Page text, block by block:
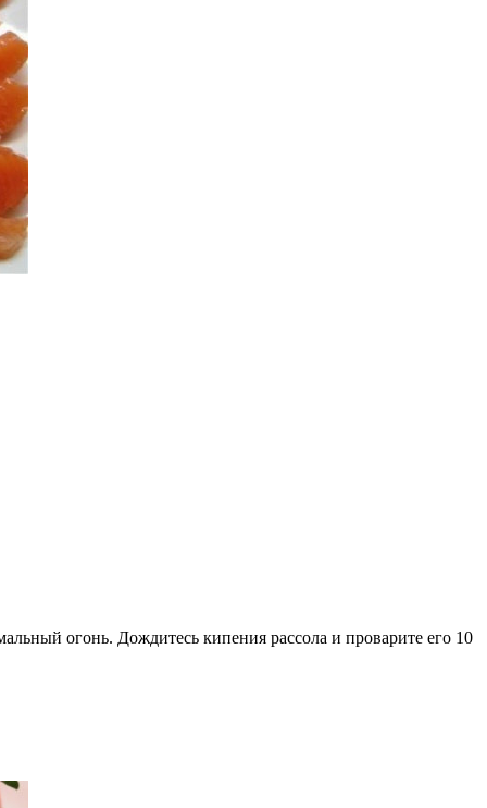
огонь. Дождитесь кипения рассола и проварите его 10